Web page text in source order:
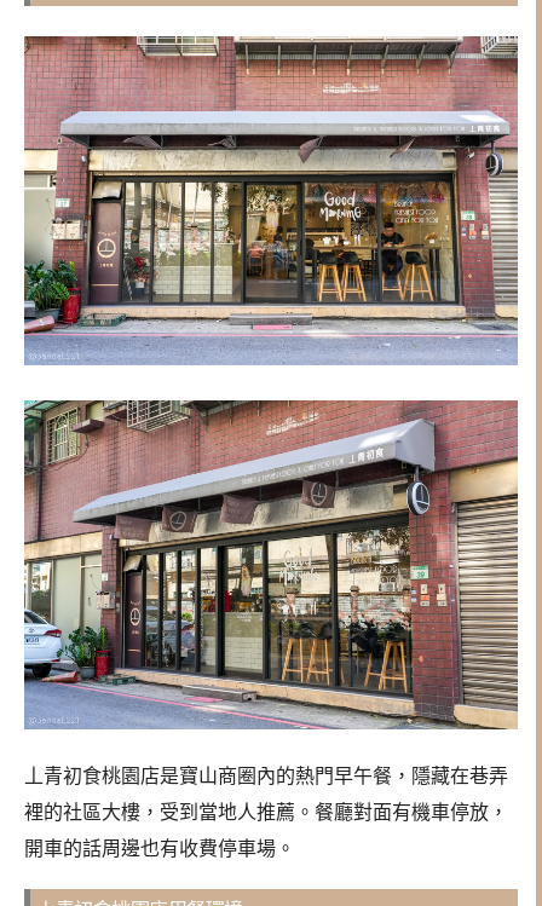
丄青初食桃園店是寶山商圈內的熱門早午餐，隱藏在巷弄
裡的社區大樓，受到當地人推薦。餐廳對面有機車停放，
開車的話周邊也有收費停車場。